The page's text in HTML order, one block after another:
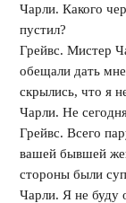
Чарли. Какого
пустил?
Грейвс. Мистер
обещали дать
скрылись, что я
Чарли. Не
Грейвс. Всего
вашей бывшей
стороны были
Чарли. Я не буду